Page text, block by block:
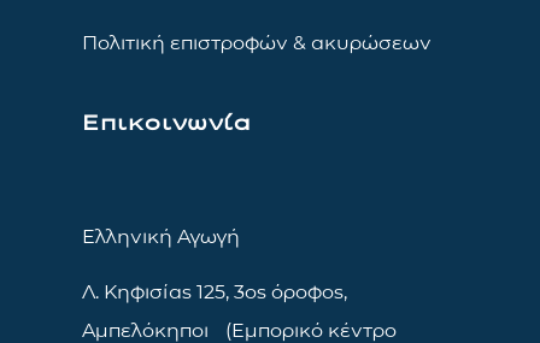
Πολιτική επιστροφών & ακυρώσεων
Επικοινωνία
Ελληνική Αγωγή
Λ. Κηφισίας 125, 3ος όροφος,
Αμπελόκηποι (Εμπορικό κέντρο